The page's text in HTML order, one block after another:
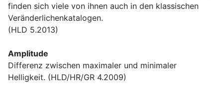
finden sich viele von ihnen auch in den klassischen
Veränderlichenkatalogen.
(HLD 5.2013)
Amplitude
Differenz zwischen maximaler und minimaler
Helligkeit. (HLD/HR/GR 4.2009)